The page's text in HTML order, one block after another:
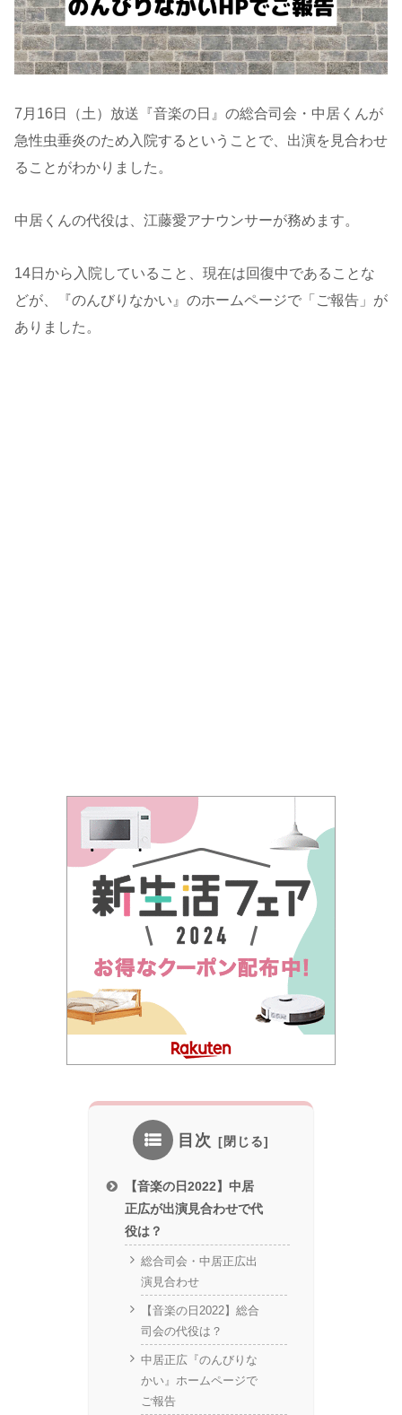
7月16日（土）放送『音楽の日』の総合司会・中居くんが
急性虫垂炎のため入院するということで、出演を見合わせ
ることがわかりました。
中居くんの代役は、江藤愛アナウンサーが務めます。
14日から入院していること、現在は回復中であることな
どが、『のんびりなかい』のホームページで「ご報告」が
ありました。
目次
【音楽の日2022】中居
正広が出演見合わせで代
役は？
総合司会・中居正広出
演見合わせ
【音楽の日2022】総合
司会の代役は？
中居正広『のんびりな
かい』ホームページで
ご報告